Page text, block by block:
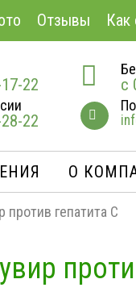
Отзывы Как
22
22
с
О
гепатита С